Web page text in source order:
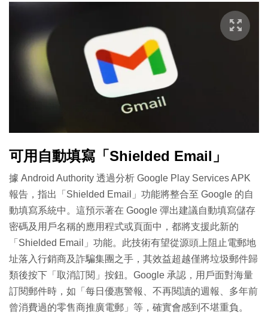
可用自動填寫「Shielded Email」
據 Android Authority 透過分析 Google Play Services APK
報告，指出「Shielded Email」功能將整合至 Google 的自
動填寫系統中。這預示著在 Google 彈出建議自動填寫儲存
密碼及用戶名稱的應用程式或頁面中，都將支援此新的
「Shielded Email」功能。此技術有望從源頭上阻止電郵地
址落入行銷商及詐騙集團之手，其效益超越僅將垃圾郵件歸
類後按下「取消訂閱」按鈕。Google 承認，用戶面對海量
訂閱郵件時，如「每日優惠警報、不再閱讀的週報、多年前
曾消費過的零售商推廣電郵」等，確實會感到不堪重負。